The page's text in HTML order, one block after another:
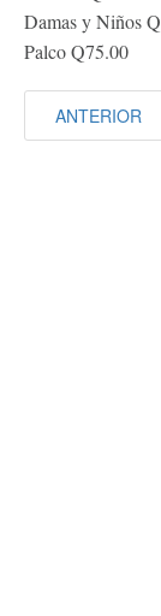
Damas y Niños
Palco Q75.00
ANTERIOR